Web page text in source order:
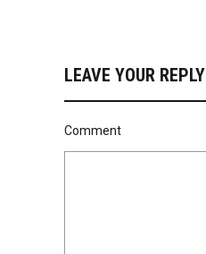
LEAVE YOUR REPLY
Comment